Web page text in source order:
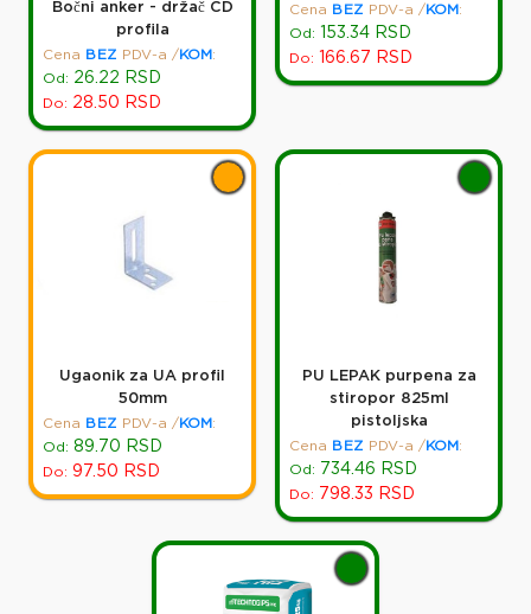
Bočni anker - držač CD
profila
Cena
BEZ PDV-a / KOM :
Od: 26.22 RSD
Do: 28.50 RSD
Cena
BEZ PDV-a / KOM :
Od:
153.34 RSD
Do: 166.67 RSD
Ugaonik za UA profil
50mm
Cena
BEZ PDV-a / KOM :
Od: 89.70 RSD
Do: 97.50 RSD
PU LEPAK purpena za
stiropor 825ml
pistoljska
Cena
BEZ PDV-a / KOM :
Od:
734.46 RSD
Do: 798.33 RSD